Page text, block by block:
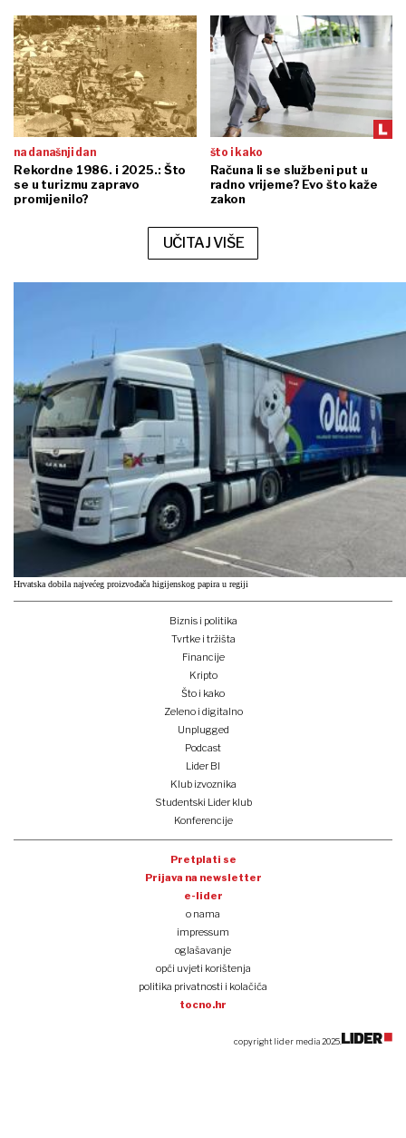
na današnji dan
Rekordne 1986. i 2025.: Što
se u turizmu zapravo
promijenilo?
što i kako
Računa li se službeni put u
radno vrijeme? Evo što kaže
zakon
UČITAJ VIŠE
Hrvatska dobila najvećeg proizvođača higijenskog papira u regiji
Biznis i politika
Tvrtke i tržišta
Financije
Kripto
Što i kako
Zeleno i digitalno
Unplugged
Podcast
Lider BI
Klub izvoznika
Studentski Lider klub
Konferencije
Pretplati se
Prijava na newsletter
e-lider
o nama
impressum
oglašavanje
opći uvjeti korištenja
politika privatnosti i kolačića
tocno.hr
copyright lider media 2025.